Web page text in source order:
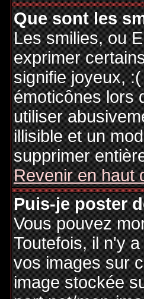
Que sont les
Les smilies, ou
exprimer
signifie joyeux,
émoticônes lors
utiliser
illisible et un
supprimer
Revenir en haut
Puis-je poster
Vous pouvez
Toutefois, il n'y
vos images sur
image stockée